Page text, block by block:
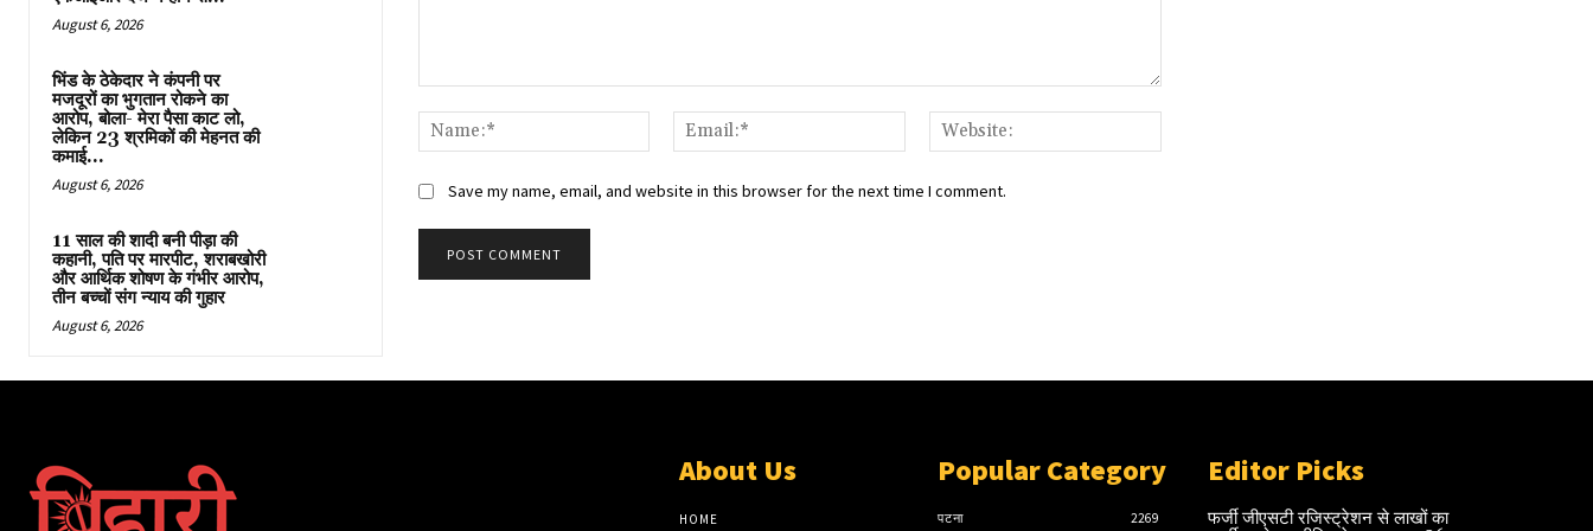
August 6, 2026
भिंड के ठेकेदार ने कंपनी पर
मजदूरों का भुगतान रोकने का
आरोप, बोला- मेरा पैसा काट लो,
लेकिन 23 श्रमिकों की मेहनत की
कमाई...
August 6, 2026
11 साल की शादी बनी पीड़ा की
कहानी, पति पर मारपीट, शराबखोरी
और आर्थिक शोषण के गंभीर आरोप,
तीन बच्चों संग न्याय की गुहार
August 6, 2026
Name:*
Email:*
Save my name, email, and website in this browser for the next time I comment.
About Us
HOME
Popular Category
पटना 2269
Editor Picks
फर्जी जीएसटी रजिस्ट्रेशन से लाखों का